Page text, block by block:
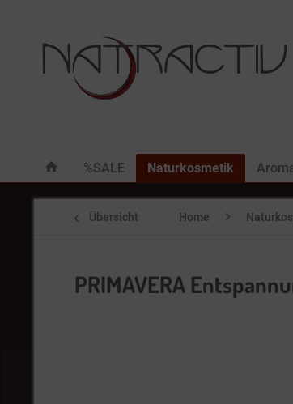
%SALE Naturkosmetik
Übersicht Home
PRIMAVERA